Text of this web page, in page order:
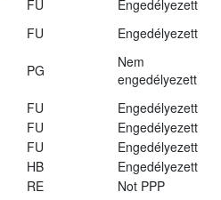
FU
Engedélyezett
FU
Engedélyezett
PG
Nem
engedélyezett
FU
Engedélyezett
FU
Engedélyezett
FU
Engedélyezett
HB
Engedélyezett
RE
Not PPP